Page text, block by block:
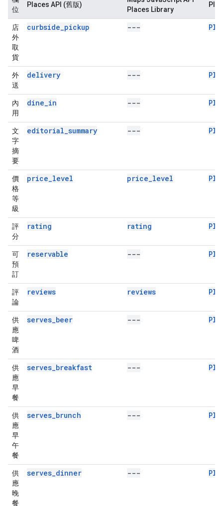
位
Places API (舊版)
Places Library
店
外
取
貨
curbside_pickup ---
外
送
delivery ---
內
用
dine_in ---
文
字
摘
要
editorial_summary ---
價
格
等
級
price_level price_level
評
分
rating rating
可
預
訂
reservable ---
評
論
reviews reviews
供
應
啤
酒
serves_beer ---
供
應
早
餐
serves_breakfast ---
供
應
早
午
餐
serves_brunch ---
供
應
晚
餐
serves_dinner ---